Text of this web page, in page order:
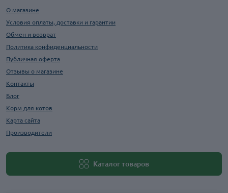
О магазине
Условия оплаты, доставки и гарантии
Обмен и возврат
Политика конфиденциальности
Публичная оферта
Отзывы о магазине
Контакты
Блог
Корм для котов
Карта сайта
Производители
Каталог товаров